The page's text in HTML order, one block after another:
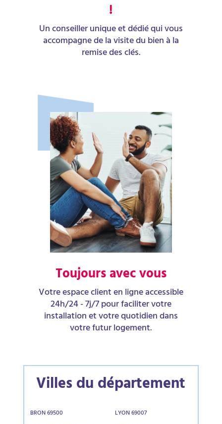
!
Un conseiller unique et dédié qui vous
accompagne de la visite du bien à la
remise des clés.
Toujours avec vous
Votre espace client en ligne accessible
24h/24 - 7j/7 pour faciliter votre
installation et votre quotidien dans
votre futur logement.
Villes du département
BRON 69500
LYON 69007